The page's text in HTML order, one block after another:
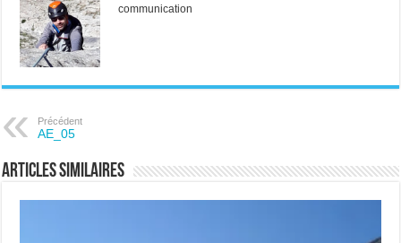
communication
Précédent
AE_05
Articles similaires